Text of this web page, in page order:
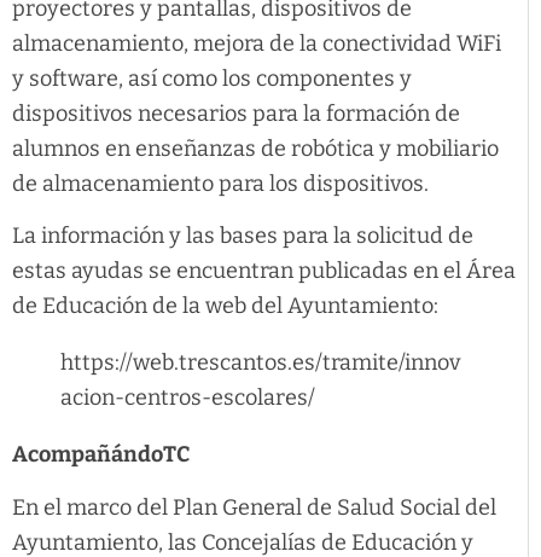
proyectores y pantallas, dispositivos de
almacenamiento, mejora de la conectividad WiFi
y software, así como los componentes y
dispositivos necesarios para la formación de
alumnos en enseñanzas de robótica y mobiliario
de almacenamiento para los dispositivos.
La información y las bases para la solicitud de
estas ayudas se encuentran publicadas en el Área
de Educación de la web del Ayuntamiento:
https://web.trescantos.es/tramite/innov
acion-centros-escolares/
AcompañándoTC
En el marco del Plan General de Salud Social del
Ayuntamiento, las Concejalías de Educación y